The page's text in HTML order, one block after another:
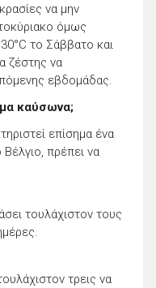
να μην
όμως
το Σάββατο και
ζέστης να
εβδομάδας.
καύσωνα;
επίσημα ένα
πρέπει να
τουλάχιστον τους
τρεις να